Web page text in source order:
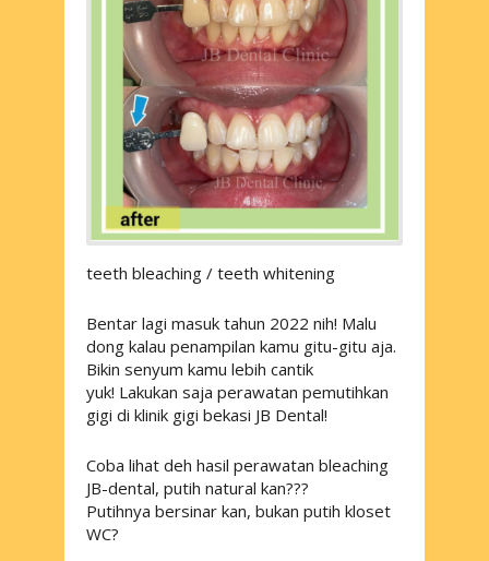
teeth bleaching / teeth whitening
Bentar lagi masuk tahun 2022 nih! Malu
dong kalau penampilan kamu gitu-gitu aja.
Bikin senyum kamu lebih cantik
yuk! Lakukan saja perawatan pemutihkan
gigi di klinik gigi bekasi JB Dental!
Coba lihat deh hasil perawatan bleaching
JB-dental, putih natural kan???
Putihnya bersinar kan, bukan putih kloset
WC?